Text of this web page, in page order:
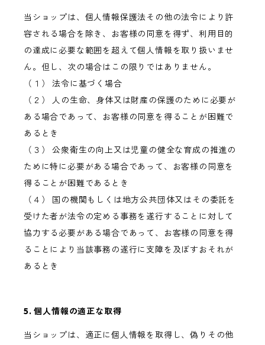
当ショップは、個人情報保護法その他の法令により許
容される場合を除き、お客様の同意を得ず、利用目的
の達成に必要な範囲を超えて個人情報を取り扱いませ
ん。但し、次の場合はこの限りではありません。
（１） 法令に基づく場合
（２） 人の生命、身体又は財産の保護のために必要が
ある場合であって、お客様の同意を得ることが困難で
あるとき
（３） 公衆衛生の向上又は児童の健全な育成の推進の
ために特に必要がある場合であって、お客様の同意を
得ることが困難であるとき
（４） 国の機関もしくは地方公共団体又はその委託を
受けた者が法令の定める事務を遂行することに対して
協力する必要がある場合であって、お客様の同意を得
ることにより当該事務の遂行に支障を及ぼすおそれが
あるとき
5. 個人情報の適正な取得
当ショップは、適正に個人情報を取得し、偽りその他